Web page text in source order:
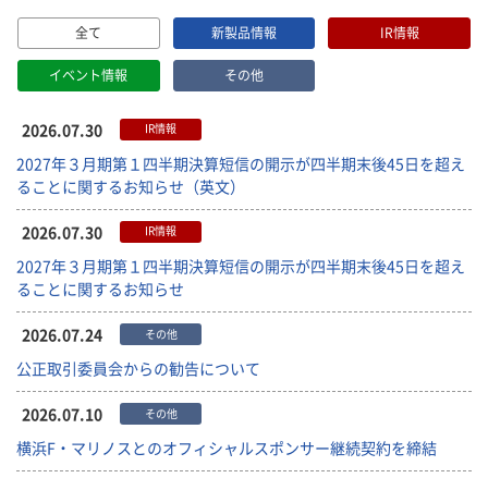
全て 新製品情報 IR情報
イベント情報 その他
2026.07.30 IR情報
2027年３月期第１四半期決算短信の開示が四半期末後45日を超え
ることに関するお知らせ（英文）
2026.07.30 IR情報
2027年３月期第１四半期決算短信の開示が四半期末後45日を超え
ることに関するお知らせ
2026.07.24 その他
公正取引委員会からの勧告について
2026.07.10 その他
横浜F・マリノスとのオフィシャルスポンサー継続契約を締結